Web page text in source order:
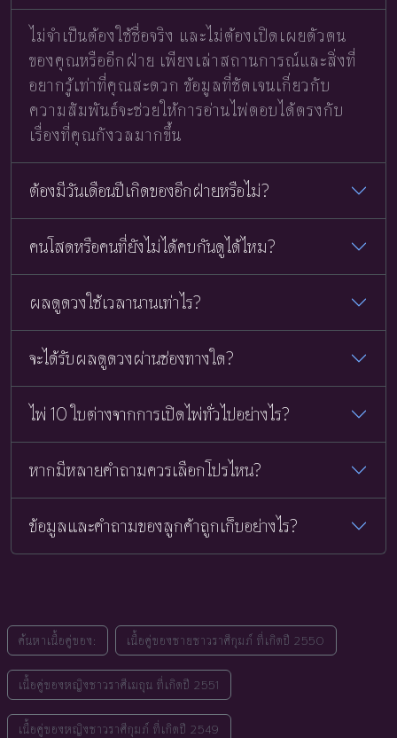
ไม่จำเป็นต้องใช้ชื่อจริง และไม่ต้องเปิดเผยตัวตน
ของคุณหรืออีกฝ่าย เพียงเล่าสถานการณ์และสิ่งที่
อยากรู้เท่าที่คุณสะดวก ข้อมูลที่ชัดเจนเกี่ยวกับ
ความสัมพันธ์จะช่วยให้การอ่านไพ่ตอบได้ตรงกับ
เรื่องที่คุณกังวลมากขึ้น
ต้องมีวันเดือนปีเกิดของอีกฝ่ายหรือไม่?
คนโสดหรือคนที่ยังไม่ได้คบกันดูได้ไหม?
ผลดูดวงใช้เวลานานเท่าไร?
จะได้รับผลดูดวงผ่านช่องทางใด?
ไพ่ 10 ใบต่างจากการเปิดไพ่ทั่วไปอย่างไร?
หากมีหลายคำถามควรเลือกโปรไหน?
ข้อมูลและคำถามของลูกค้าถูกเก็บอย่างไร?
ค้นหาเนื้อคู่ของ: เนื้อคู่ของชายชาวราศีกุมภ์ ที่เกิดปี 2550
เนื้อคู่ของหญิงชาวราศีเมถุน ที่เกิดปี 2551
เนื้อคู่ของหญิงชาวราศีกุมภ์ ที่เกิดปี 2549